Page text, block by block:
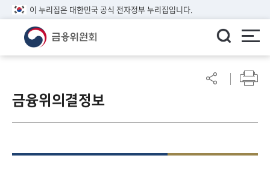
이 누리집은 대한민국 공식 전자정부 누리집입니다.
린
이알
금융위의결정보